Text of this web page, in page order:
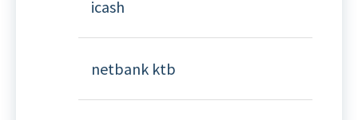
icash
netbank ktb